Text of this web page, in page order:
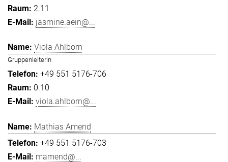
2.11
jasmine.aein@...
Viola Ahlborn
Gruppenleiterin
+49 551 5176-706
0.10
viola.ahlborn@...
Mathias Amend
+49 551 5176-703
mamend@...